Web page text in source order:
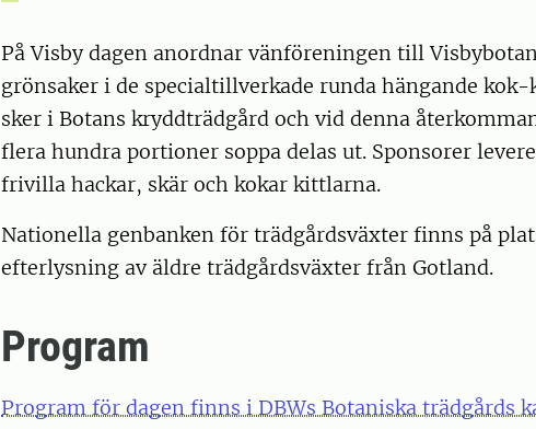
På Visby dagen anordnar vänföreningen till
grönsaker i de specialtillverkade runda hängande
sker i Botans kryddträdgård och vid denna
flera hundra portioner soppa delas ut. Sponsorer
frivilla hackar, skär och kokar kittlarna.
Nationella genbanken för trädgårdsväxter finns på
efterlysning av äldre trädgårdsväxter från Gotland.
Program
Program för dagen finns i DBWs Botaniska trädgårds